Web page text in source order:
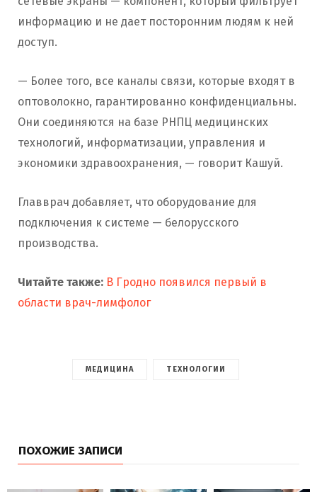
информацию и не дает посторонним людям к ней
доступ.
— Более того, все каналы связи, которые входят в
оптоволокно, гарантированно конфиденциальны.
Они соединяются на базе РНПЦ медицинских
технологий, информатизации, управления и
экономики здравоохранения, — говорит Кашуй.
Главврач добавляет, что оборудование для
подключения к системе — белорусского
производства.
Читайте также: В Гродно появился первый в
области врач-лимфолог
МЕДИЦИНА ТЕХНОЛОГИИ
ПОХОЖИЕ ЗАПИСИ